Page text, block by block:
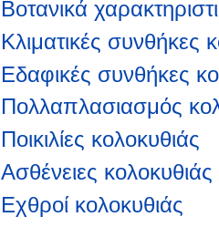
Βοτανικά
Κλιματικές συνθήκες
Εδαφικές συνθήκες
Πολλαπλασιασμός
Ποικιλίες κολοκυθιάς
Ασθένειες κολοκυθιάς
Εχθροί κολοκυθιάς